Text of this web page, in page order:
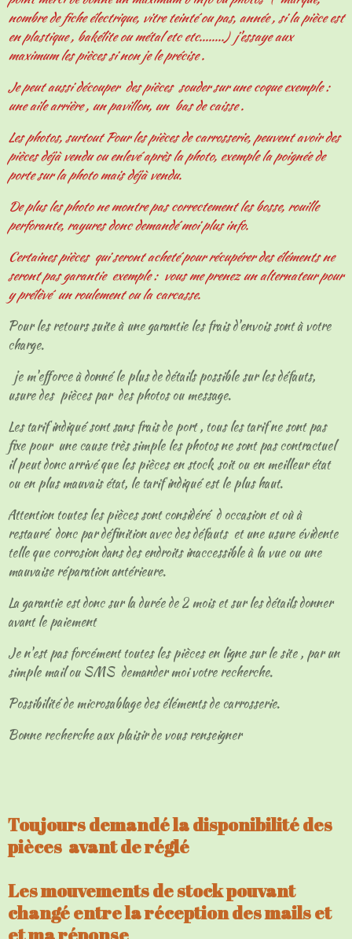
nombre de fiche électrique, vitre teinté ou pas, année , si la pièce est
en plastique , bakélite ou métal etc etc........) j'essaye aux
maximum les pièces si non je le précise .
Je peut aussi découper des pièces souder sur une coque exemple :
une aile arrière , un pavillon, un bas de caisse .
Les photos, surtout Pour les pièces de carrosserie, peuvent avoir des
pièces déjà vendu ou enlevé après la photo, exemple la poignée de
porte sur la photo mais déjà vendu.
De plus les photo ne montre pas correctement les bosse, rouille
perforante, rayures donc demandé moi plus info.
Certaines pièces qui seront acheté pour récupérer des éléments ne
seront pas garantie exemple : vous me prenez un alternateur pour
y prélèvé un roulement ou la carcasse.
Pour les retours suite à une garantie les frais d'envois sont à votre
charge.
je m'efforce à donné le plus de détails possible sur les défauts,
usure des pièces par des photos ou message.
Les tarif indiqué sont sans frais de port , tous les tarif ne sont pas
fixe pour une cause très simple les photos ne sont pas contractuel
il peut donc arrivé que les pièces en stock soit ou en meilleur état
ou en plus mauvais état, le tarif indiqué est le plus haut.
Attention toutes les pièces sont considéré d occasion et où à
restauré donc par définition avec des défauts et une usure évidente
telle que corrosion dans des endroits inaccessible à la vue ou une
mauvaise réparation antérieure.
La garantie est donc sur la durée de 2 mois et sur les détails donner
avant le paiement
Je n'est pas forcément toutes les pièces en ligne sur le site , par un
simple mail ou SMS demander moi votre recherche.
Possibilité de microsablage des éléments de carrosserie.
Bonne recherche aux plaisir de vous renseigner
Toujours demandé la disponibilité des
pièces avant de réglé
Les mouvements de stock pouvant
changé entre la réception des mails et